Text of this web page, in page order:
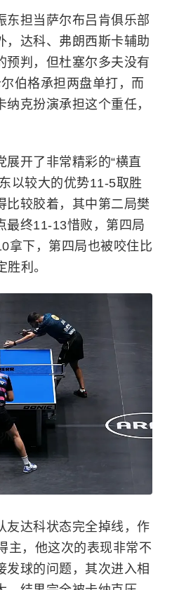
东担当萨尔布吕肯俱乐部
，达科、弗朗西斯卡辅助
预判，但杜塞尔多夫没有
伯格承担两盘单打，而
克扮演承担这个重任，
展开了非常精彩的“横直
以较大的优势11-5取胜
比较胶着，其中第二局樊
最终11-13惜败，第四局
拿下，第四局也被咬住比
利。
友达科状态完全掉线，作
主，他这次的表现非常不
发球的问题，其次进入相